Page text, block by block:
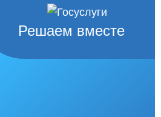
Решаем вместе